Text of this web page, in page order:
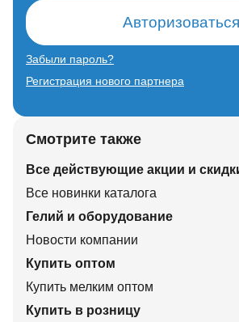
Авторизоваться
Забыли пароль?
Регистрация нового партнера
Смотрите также
Все действующие акции и
Все новинки каталога
Гелий и оборудование
Новости компании
Купить оптом
Купить мелким оптом
Купить в розницу